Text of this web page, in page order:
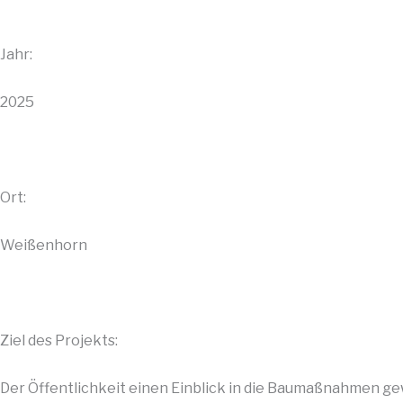
Jahr:
2025
Ort:
Weißenhorn
Ziel des Projekts:
Der Öffentlichkeit einen Einblick in die Baumaßnahmen